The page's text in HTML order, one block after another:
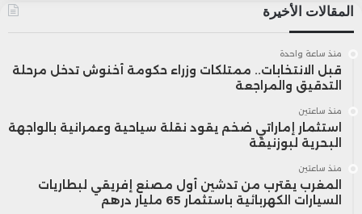
الاستخدام المؤسسي للبنية التحتية التي
توفرها الشبكة.
وتطلق الشركة على خطتها الرامية إلى امتلاك
5% من إجمالي معروض إيثريوم اسم
المقالات الأخيرة
منذ ساعة واحدة
قبل الانتخابات.. ممتلكات وزراء حكومة أخنوش تدخل مرحلة
التدقيق والمراجعة
منذ ساعتين
استثمار إماراتي ضخم يقود نقلة سياحية وعمرانية بالواجهة
البحرية لبوزنيقة
منذ ساعتين
المغرب يقترب من تدشين أول مصنع إفريقي لبطاريات
السيارات الكهربائية باستثمار 65 مليار درهم